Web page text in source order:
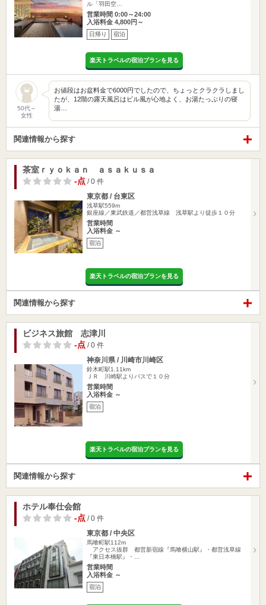
ル「羽田空…
営業時間 0:00～24:00
入浴料金 4,800円～
日帰り 宿泊
楽天トラベルの宿泊プランを見る
50代～
女性
お値段はお盆料金で6000円でしたので、ちょっとクラクラしまし
たが、12階の露天風呂はビル風が心地よく、お湯たっぷりの寝
湯…
関連情報から探す
茶室ｒｙｏｋａｎ ａｓａｋｕｓａ
-点 / 0 件
東京都 / 台東区
浅草駅559m
銀座線／東武鉄道／都営浅草線 浅草駅より徒歩１０分
営業時間
入浴料金 ～
宿泊
楽天トラベルの宿泊プランを見る
関連情報から探す
ビジネス旅館 志津川
-点 / 0 件
神奈川県 / 川崎市川崎区
鈴木町駅1.11km
ＪＲ 川崎駅よりバスで１０分
営業時間
入浴料金 ～
宿泊
楽天トラベルの宿泊プランを見る
関連情報から探す
ホテル奉仕会館
-点 / 0 件
東京都 / 中央区
馬喰町駅112m
アクセス抜群 都営新宿線『馬喰横山駅』・都営浅草線
『東日本橋駅』・…
営業時間
入浴料金 ～
宿泊